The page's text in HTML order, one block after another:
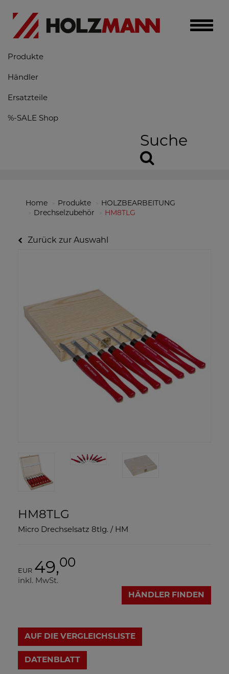
Toggle
Produkte
Händler
Ersatzteile
%-SALE Shop
Suche
Home Produkte
HOLZBEARBEITUNG
Drechselzubehör
HM8TLG
Zurück zur Auswahl
HM8TLG
Micro Drechselsatz 8tlg. / HM
EUR 49,00
inkl. MwSt.
HÄNDLER FINDEN
AUF DIE VERGLEICHSLISTE
DATENBLATT